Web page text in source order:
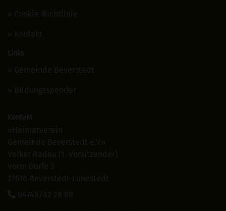
Cookie-Richtlinie
Kontakt
Links
Gemeinde Beverstedt
Bildungsspender
Kontakt
»Heimatverein
Gemeinde Beverstedt e.V.«
Volker Radau (1. Vorsitzender)
Vorm Dorfe 3
27616 Beverstedt-Lunestedt
04748/82 28 88